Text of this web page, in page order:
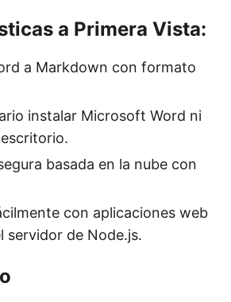
a Primera Vista:
a Markdown con formato
instalar Microsoft Word ni
basada en la nube con
con aplicaciones web
servidor de Node.js.